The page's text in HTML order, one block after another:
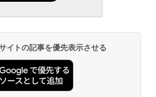
イトの記事を優先表示させる